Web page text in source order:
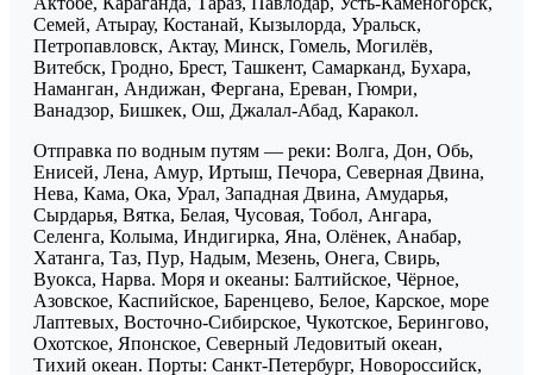
Семей, Атырау, Костанай, Кызылорда, Уральск,
Петропавловск, Актау, Минск, Гомель, Могилёв,
Витебск, Гродно, Брест, Ташкент, Самарканд, Бухара,
Наманган, Андижан, Фергана, Ереван, Гюмри,
Ванадзор, Бишкек, Ош, Джалал-Абад, Каракол.
Отправка по водным путям — реки: Волга, Дон, Обь,
Енисей, Лена, Амур, Иртыш, Печора, Северная Двина,
Нева, Кама, Ока, Урал, Западная Двина, Амударья,
Сырдарья, Вятка, Белая, Чусовая, Тобол, Ангара,
Селенга, Колыма, Индигирка, Яна, Олёнек, Анабар,
Хатанга, Таз, Пур, Надым, Мезень, Онега, Свирь,
Вуокса, Нарва. Моря и океаны: Балтийское, Чёрное,
Азовское, Каспийское, Баренцево, Белое, Карское, море
Лаптевых, Восточно-Сибирское, Чукотское, Берингово,
Охотское, Японское, Северный Ледовитый океан,
Тихий океан. Порты: Санкт-Петербург, Новороссийск,